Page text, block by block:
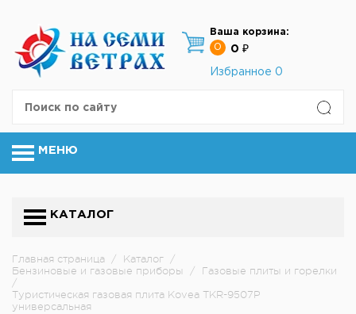
Ваша корзина:
0
0 ₽
Избранное 0
МЕНЮ
КАТАЛОГ
Главная страница / Каталог /
Бензиновые и газовые приборы
/
Газовые плиты и горелки
/
Туристическая газовая плита Kovea TKR-9507Р
универсальная